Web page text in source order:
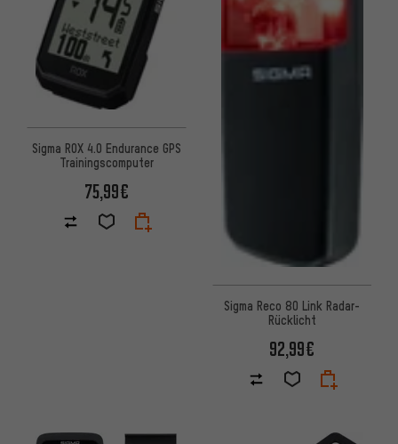
Sigma ROX 4.0 Endurance GPS
Trainingscomputer
75,99€
Sigma Reco 80 Link Radar-
Rücklicht
92,99€